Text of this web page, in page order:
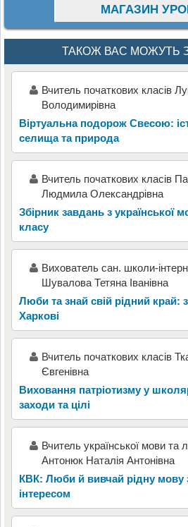
МАГАЗИН
ТАКОЖ ВАС МОЖУТЬ
Вчитель початкових класів
Володимирівна
Віртуальна подорож Свесою:
селища та природа
Вчитель початкових класів
Людмила Олександрівна
Збірник завдань з української
класу
Вихователь сан. школи-
Шувалова Тетяна Іванівна
Люби та знай свій рідний край:
Харкові
Вчитель початкових класів
Євгенівна
Виховання патріотизму у
заходи та цілі
Вчитель української мови та
Антонюк Наталія Антонівна
КВК: Люби й вивчай рідну мову
інтересом